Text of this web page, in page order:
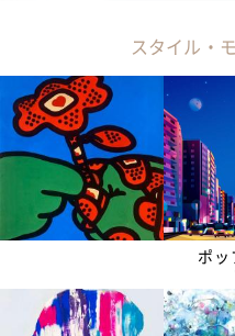
スタイル・
ポッ